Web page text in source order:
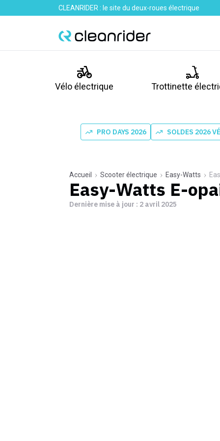
CLEANRIDER : le site du deux-roues électrique
Vélo électrique Trottinette
PRO DAYS 2026 SOLDES 2026
Accueil Scooter électrique Easy-Watts
Easy-Watts E-
Dernière mise à jour : 2 avril 2025